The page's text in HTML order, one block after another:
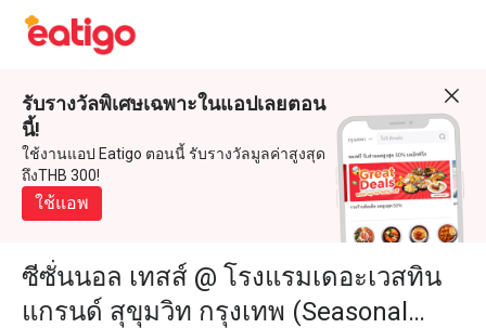
รับรางวัลพิเศษเฉพาะในแอปเลยตอน
นี้!
ใช้งานแอป Eatigo ตอนนี้ รับรางวัลมูลค่าสูงสุด
ถึงTHB 300!
ใช้แอพ
ซีซั่นนอล เทสส์ @ โรงแรมเดอะเวสทิน
แกรนด์ สุขุมวิท กรุงเทพ (Seasonal